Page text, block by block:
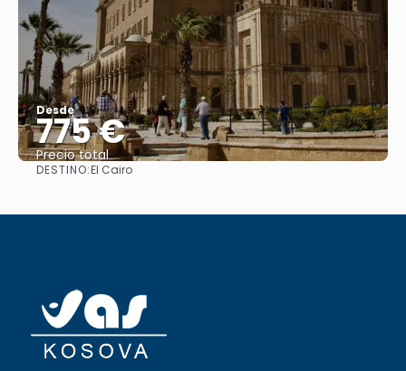
Desde
775 €
Precio total
DESTINO:El Cairo